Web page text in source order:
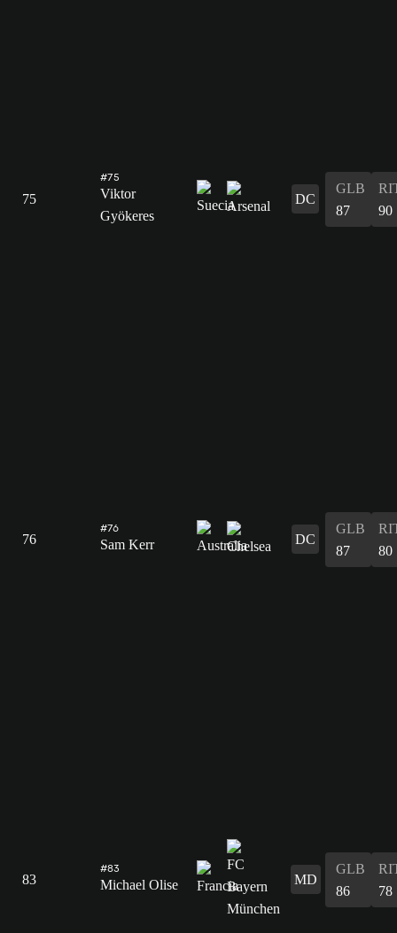
75
#75
Viktor
Gyökeres
DC
GLB
87
90
76
#76
Sam Kerr DC
GLB
87
80
83
#83
Michael Olise MD
GLB
86
78